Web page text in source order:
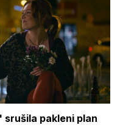
srušila pakleni plan